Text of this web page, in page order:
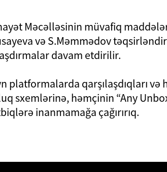
Məcəlləsinin müvafiq
və S.Məmmədov
davam etdirilir.
platformalarda qarşılaşdıqları və
sxemlərinə, həmçinin “Any
inanmamağa çağırırıq.